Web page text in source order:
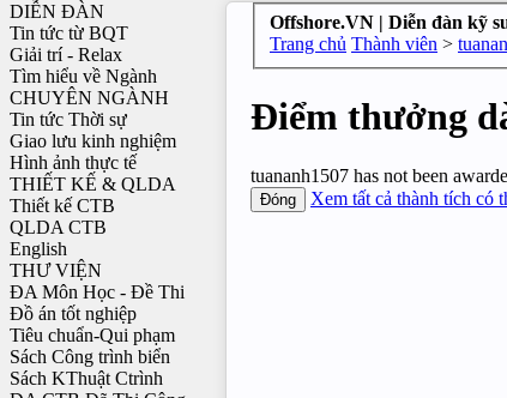
DIỄN ĐÀN
Tin tức từ BQT
Giải trí - Relax
Tìm hiểu về Ngành
CHUYÊN NGÀNH
Tin tức Thời sự
Giao lưu kinh nghiệm
Hình ảnh thực tế
THIẾT KẾ & QLDA
Thiết kế CTB
QLDA CTB
English
THƯ VIỆN
ĐA Môn Học - Đề Thi
Đồ án tốt nghiệp
Tiêu chuẩn-Qui phạm
Sách Công trình biển
Sách KThuật Ctrình
Offshore.VN | Diễn đàn kỹ
Trang chủ Thành viên >
Điểm thưởng
tuananh1507 has not been
Xem tất cả thành tích có